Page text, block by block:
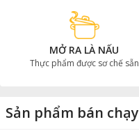
MỞ RA LÀ NẤU
Thực phẩm được sơ chế sẵn
Sản phẩm bán chạy